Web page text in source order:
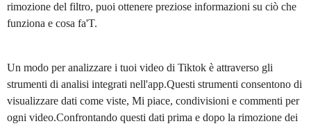
rimozione del filtro, puoi ottenere preziose informazioni su ciò che
funziona e cosa fa'T.
Un modo per analizzare i tuoi video di Tiktok è attraverso gli
strumenti di analisi integrati nell'app.Questi strumenti consentono di
visualizzare dati come viste, Mi piace, condivisioni e commenti per
ogni video.Confrontando questi dati prima e dopo la rimozione dei